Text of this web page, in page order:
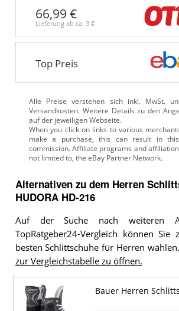
66,99 €
Lieferung ab ca. 3 €
Top Preis
Alle Preise verstehen sich inkl. MwSt.
Versandkosten. Weitere Details zu den
auf der jeweiligen Webseite.
Alternativen zu dem Herren
HUDORA HD-216
Auf der Suche nach weiteren
TopRatgeber24-Vergleich können Sie
besten Schlittschuhe für Herren wählen.
zur Vergleichstabelle zu öffnen.
Bauer Herren